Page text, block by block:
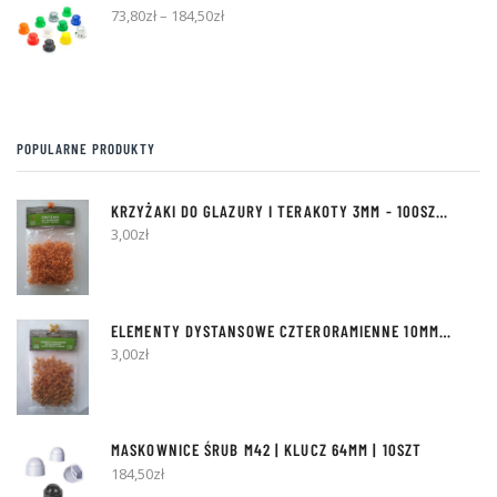
73,80zł– 184,50zł
POPULARNE PRODUKTY
KRZYŻAKI DO GLAZURY I TERAKOTY3MM - 100SZT [Z KÓŁKIEM]
3,00zł
ELEMENTY DYSTANSOWE CZTERORAMIENNE 10MM
3,00zł
MASKOWNICE ŚRUB M42 | KLUCZ 64MM | 10SZT
184,50zł